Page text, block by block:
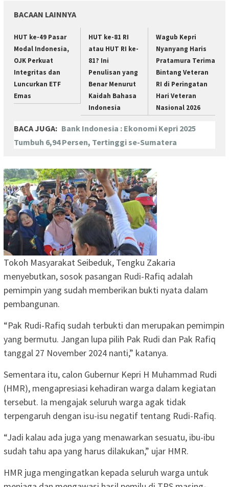
BACAAN LAINNYA
HUT ke-49 Pasar
Modal Indonesia,
OJK Perkuat
Integritas dan
Luncurkan ETF
Emas
HUT ke-81 RI
atau HUT RI ke-
81? Ini
Penulisan yang
Benar Menurut
Kaidah Bahasa
Indonesia
Wagub Kepri
Nyanyang Haris
Pratamura Terima
Bintang Veteran
RI di Peringatan
Hari Veteran
Nasional 2026
BACA JUGA: Bank Indonesia : Ekonomi Kepri 2025
Tumbuh 6,94 Persen, Tertinggi se-Sumatera
Tokoh Masyarakat Seibeduk, Tengku Zakaria
menyebutkan, sosok pasangan Rudi-Rafiq adalah
pemimpin yang sudah memberikan bukti nyata dalam
pembangunan.
“Pak Rudi-Rafiq sudah terbukti dan merupakan pemimpin
yang bermutu. Jangan lupa pilih Pak Rudi dan Pak Rafiq
tanggal 27 November 2024 nanti,” katanya.
Sementara itu, calon Gubernur Kepri H Muhammad Rudi
(HMR), mengapresiasi kehadiran warga dalam kegiatan
tersebut. Ia mengajak seluruh warga agak tidak
terpengaruh dengan isu-isu negatif tentang Rudi-Rafiq.
“Jadi kalau ada juga yang menawarkan sesuatu, ibu-ibu
sudah tahu apa yang harus dilakukan,” ujar HMR.
HMR juga mengingatkan kepada seluruh warga untuk